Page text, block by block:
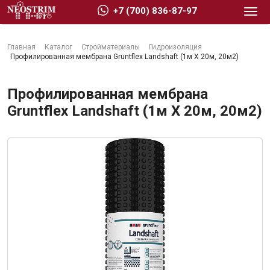
Главная Каталог Стройматериалы
Гидроизоляция
Профилированная мембрана Gruntflex Landshaft (1м X 20м, 20м2)
Профилированная мембрана
Gruntflex Landshaft (1м X 20м, 20м2)
+7 (700) 836-87-97
Стройматериалы
Сухие строительные смеси
Изоляционные материалы
Кровельные материалы